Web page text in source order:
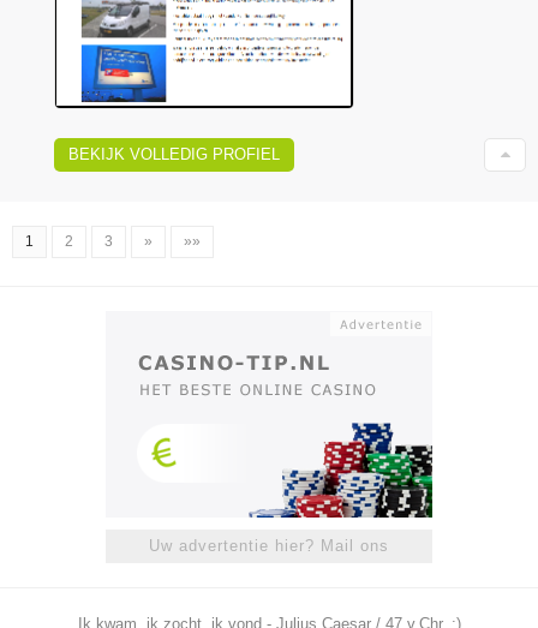
BEKIJK VOLLEDIG PROFIEL
1 2 3 » »»
Uw advertentie hier? Mail ons
Ik kwam, ik zocht, ik vond - Julius Caesar / 47 v.Chr. ;)